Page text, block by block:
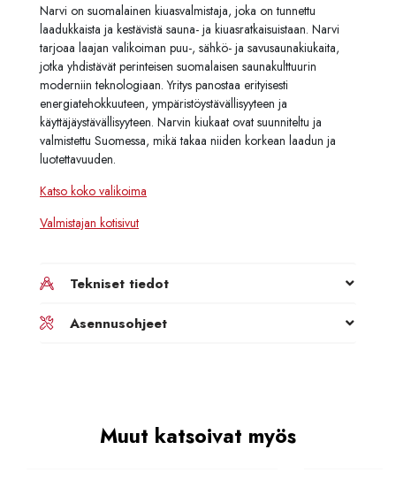
Narvi on suomalainen kiuasvalmistaja, joka on tunnettu
laadukkaista ja kestävistä sauna- ja kiuasratkaisuistaan. Narvi
tarjoaa laajan valikoiman puu-, sähkö- ja savusaunakiukaita,
jotka yhdistävät perinteisen suomalaisen saunakulttuurin
moderniin teknologiaan. Yritys panostaa erityisesti
energiatehokkuuteen, ympäristöystävällisyyteen ja
käyttäjäystävällisyyteen. Narvin kiukaat ovat suunniteltu ja
valmistettu Suomessa, mikä takaa niiden korkean laadun ja
luotettavuuden.
Katso koko valikoima
Valmistajan kotisivut
Tekniset tiedot
Asennusohjeet
Muut katsoivat myös